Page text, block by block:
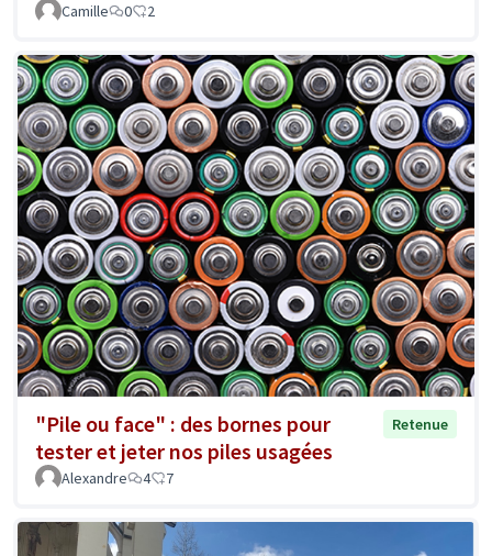
Camille 0 2
"Pile ou face" : des bornes pour
tester et jeter nos piles usagées
Retenue
Alexandre 4 7